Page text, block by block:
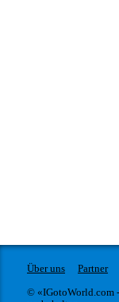
Über uns Partner
© «IGotoWorld.com